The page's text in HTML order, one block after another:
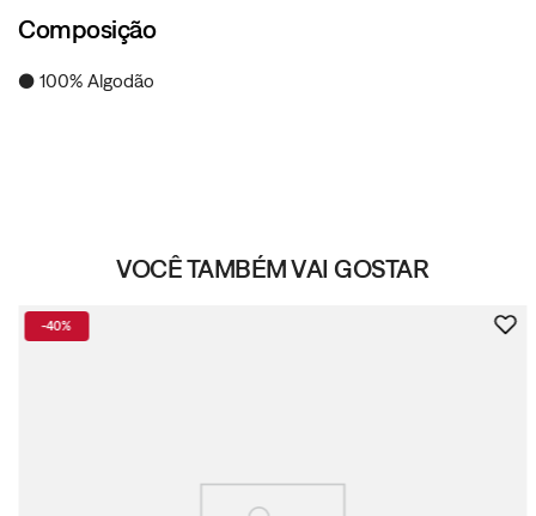
Composição
● 100% Algodão
VOCÊ TAMBÉM VAI GOSTAR
-40%